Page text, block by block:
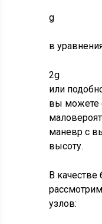
g
в
2g
или
вы можете
маневр с
высоту.
В качестве
узлов: